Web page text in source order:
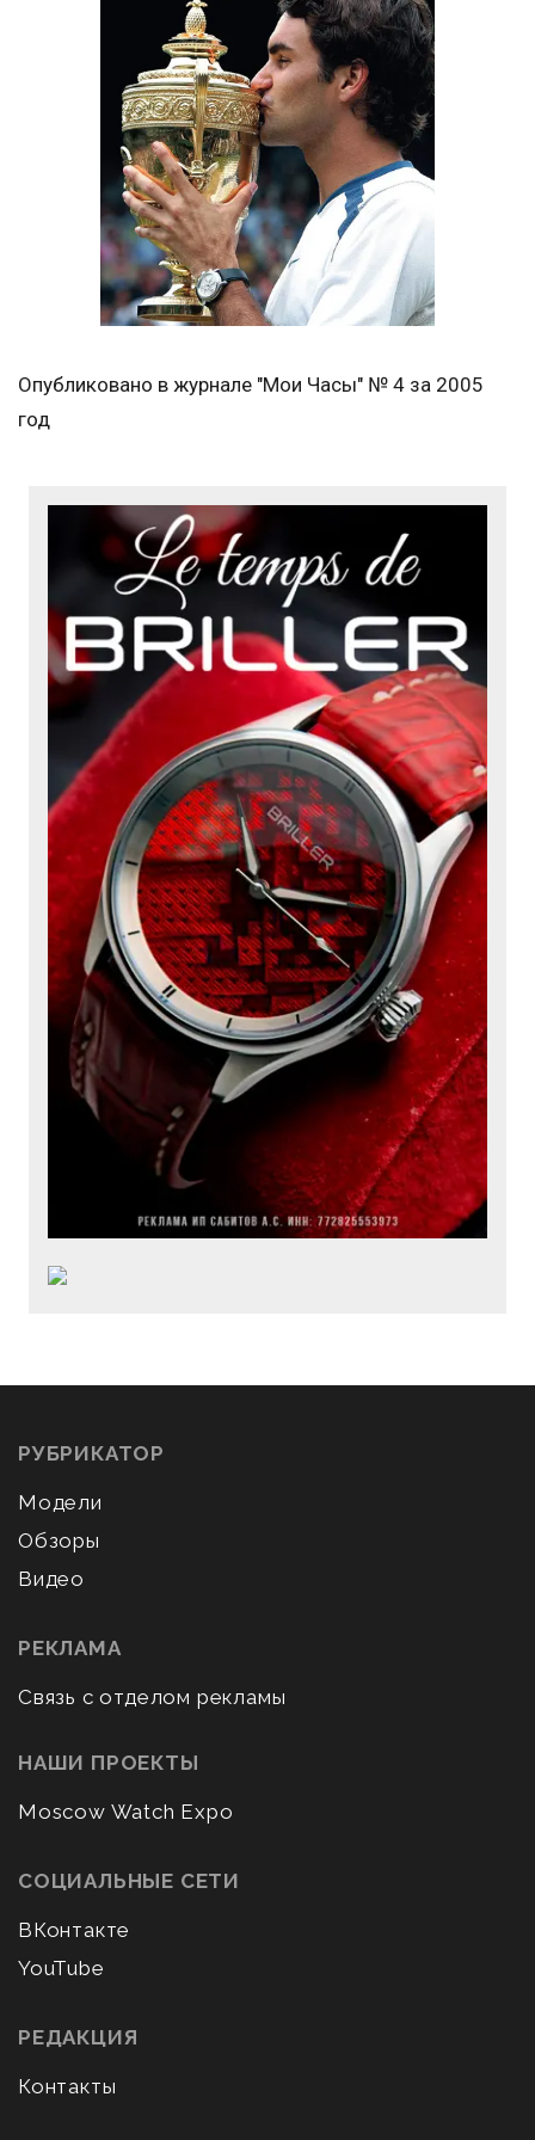
Опубликовано в журнале "Мои Часы" № 4 за 2005
год
РУБРИКАТОР
Модели
Обзоры
Видео
РЕКЛАМА
Связь с отделом рекламы
НАШИ ПРОЕКТЫ
Moscow Watch Expo
СОЦИАЛЬНЫЕ СЕТИ
ВКонтакте
YouTube
РЕДАКЦИЯ
Контакты